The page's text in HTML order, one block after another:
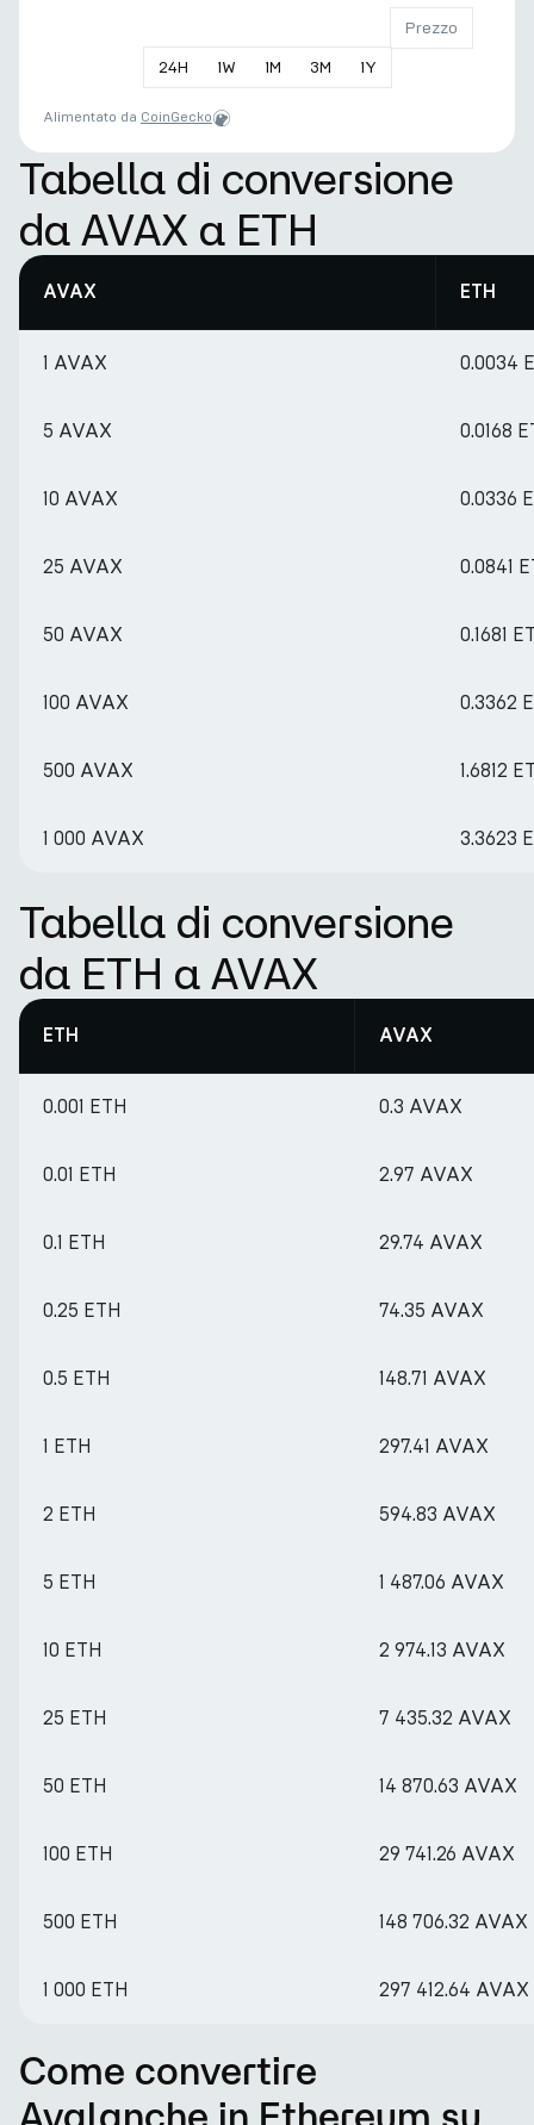
24H 1W 1M 3M 1Y
Prezzo
Alimentato da CoinGecko
Tabella di conversione
da AVAX a ETH
AVAX ETH
1 AVAX 0.0034
5 AVAX 0.0168
10 AVAX 0.0336
25 AVAX 0.0841
50 AVAX 0.1681
100 AVAX 0.3362
500 AVAX 1.6812
1 000 AVAX 3.3623
Tabella di conversione
da ETH a AVAX
ETH AVAX
0.001 ETH 0.3 AVAX
0.01 ETH 2.97 AVAX
0.1 ETH 29.74 AVAX
0.25 ETH 74.35 AVAX
0.5 ETH 148.71 AVAX
1 ETH 297.41 AVAX
2 ETH 594.83 AVAX
5 ETH 1 487.06 AVAX
10 ETH 2 974.13 AVAX
25 ETH 7 435.32 AVAX
50 ETH 14 870.63 AVAX
100 ETH 29 741.26 AVAX
500 ETH 148 706.32 AVAX
1 000 ETH 297 412.64 AVAX
Come convertire
Avalanche in Ethereum su